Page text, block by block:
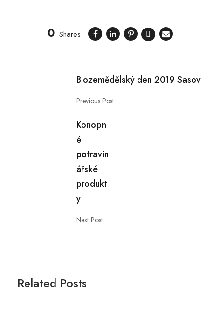
0 Shares
Biozemědělský den 2019 Sasov
Previous Post
Konopn
é
potravin
ářské
produkt
y
Next Post
Related Posts